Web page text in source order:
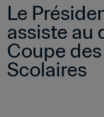
Le
assiste au
Coupe
Scolaires